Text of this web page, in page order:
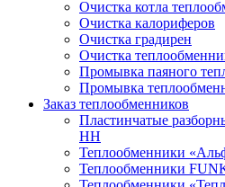
Очистка котла
Очистка калориферов
Очистка градирен
Очистка
Промывка паяного
Промывка
Заказ теплообменников
Пластинчатые
НН
Теплообменники
Теплообменники